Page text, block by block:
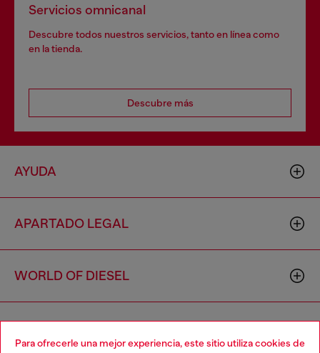
Para ofrecerle una mejor experiencia, este sitio utiliza cookies de
Servicios omnicanal
Descubre todos nuestros servicios, tanto en línea como
en la tienda.
Descubre más
AYUDA
APARTADO LEGAL
WORLD OF DIESEL